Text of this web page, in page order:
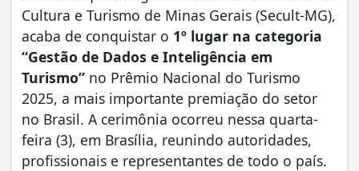
Cultura e Turismo de Minas Gerais (Secult-MG),
acaba de conquistar o 1º lugar na categoria
“Gestão de Dados e Inteligência em
Turismo” no Prêmio Nacional do Turismo
2025, a mais importante premiação do setor
no Brasil. A cerimônia ocorreu nessa quarta-
feira (3), em Brasília, reunindo autoridades,
profissionais e representantes de todo o país.